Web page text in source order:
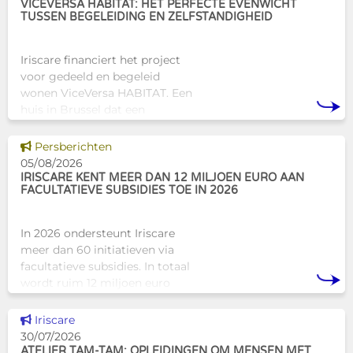
VICEVERSA HABITAT: HET PERFECTE EVENWICHT
TUSSEN BEGELEIDING EN ZELFSTANDIGHEID
Iriscare financiert het project
voor gedeeld en begeleid
wonen ViceVersa HABITAT. Een
huis in Brussel dat een
alternatief biedt voor de
traditionele
huisvestingsstructuren v
Dit nieuws tonen
Persberichten
05/08/2026
IRISCARE KENT MEER DAN 12 MILJOEN EURO AAN
FACULTATIEVE SUBSIDIES TOE IN 2026
In 2026 ondersteunt Iriscare
meer dan 60 initiatieven via
facultatieve subsidies. In totaal
wordt ruim 12 miljoen euro
Brusselse actoren die actief
zijn op het vlak van gezondhe
Dit nieuws tonen
Iriscare
30/07/2026